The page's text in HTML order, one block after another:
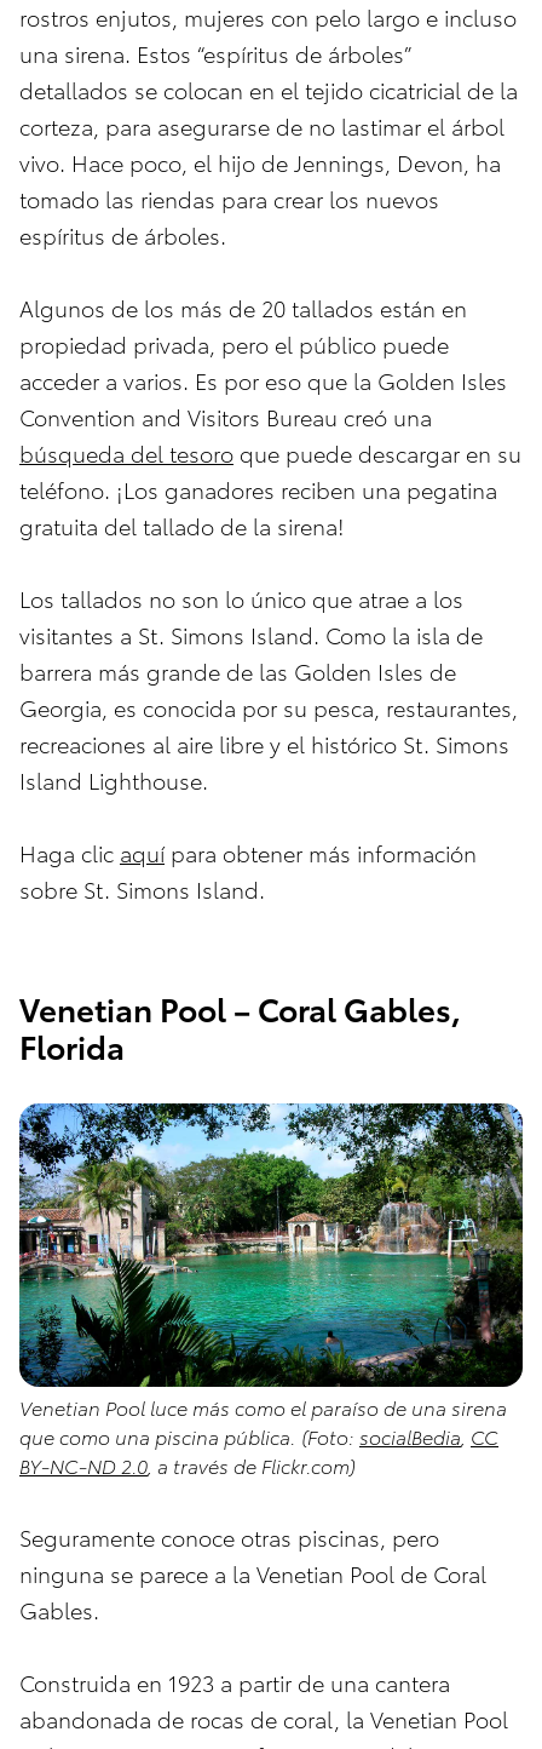
rostros enjutos, mujeres con pelo largo e incluso
una sirena. Estos “espíritus de árboles”
detallados se colocan en el tejido cicatricial de la
corteza, para asegurarse de no lastimar el árbol
vivo. Hace poco, el hijo de Jennings, Devon, ha
tomado las riendas para crear los nuevos
espíritus de árboles.
Algunos de los más de 20 tallados están en
propiedad privada, pero el público puede
acceder a varios. Es por eso que la Golden Isles
Convention and Visitors Bureau creó una
búsqueda del tesoro que puede descargar en su
teléfono. ¡Los ganadores reciben una pegatina
gratuita del tallado de la sirena!
Los tallados no son lo único que atrae a los
visitantes a St. Simons Island. Como la isla de
barrera más grande de las Golden Isles de
Georgia, es conocida por su pesca, restaurantes,
recreaciones al aire libre y el histórico St. Simons
Island Lighthouse.
Haga clic aquípara obtener más información
sobre St. Simons Island.
Venetian Pool – Coral Gables,
Florida
Venetian Pool luce más como el paraíso de una sirena
que como una piscina pública. (Foto: socialBedia CC
BY-NC-ND 2.0 , a través de Flickr.com)
Seguramente conoce otras piscinas, pero
ninguna se parece a la Venetian Pool de Coral
Gables.
Construida en 1923 a partir de una cantera
abandonada de rocas de coral, la Venetian Pool